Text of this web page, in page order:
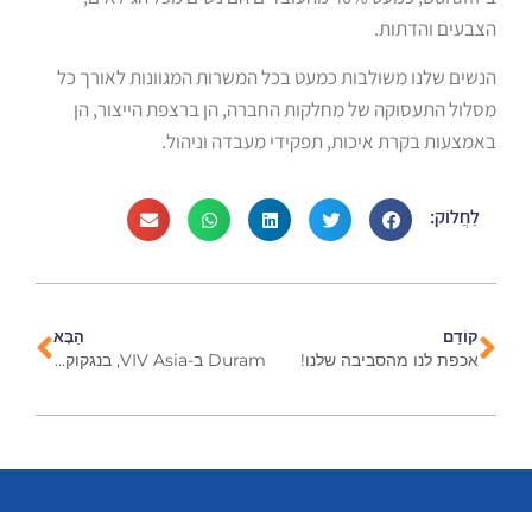
הצבעים והדתות.
הנשים שלנו משולבות כמעט בכל המשרות המגוונות לאורך כל
מסלול התעסוקה של מחלקות החברה, הן ברצפת הייצור, הן
באמצעות בקרת איכות, תפקידי מעבדה וניהול.
לַחֲלוֹק:
קוֹדֵם
אכפת לנו מהסביבה שלנו!
הַבָּא
Duram ב-VIV Asia, בנגקוק 2023